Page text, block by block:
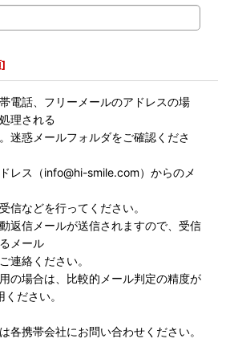
]
電話、フリーメールのアドレスの場
理される
迷惑メールフォルダをご確認くださ
レス（info@hi-smile.com）からのメ
信などを行ってください。
返信メールが送信されますので、受信
メール
連絡ください。
の場合は、比較的メール判定の精度が
ださい。
各携帯会社にお問い合わせください。